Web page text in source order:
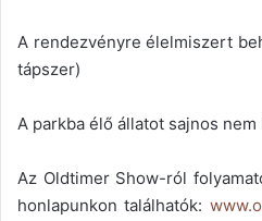
A rendezvényre élelmiszert
tápszer)
A parkba élő állatot sajnos
Az Oldtimer Show-ról
honlapunkon találhatók: